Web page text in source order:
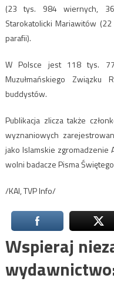
(23 tys. 984 wiernych,
Starokatolicki Mariawitów
parafii).
W Polsce jest 118 tys.
Muzułmańskiego
buddystów.
Publikacja zlicza także
wyznaniowych
jako Islamskie zgromadzenie
wolni badacze Pisma
/KAI, TVP Info/
Wspieraj